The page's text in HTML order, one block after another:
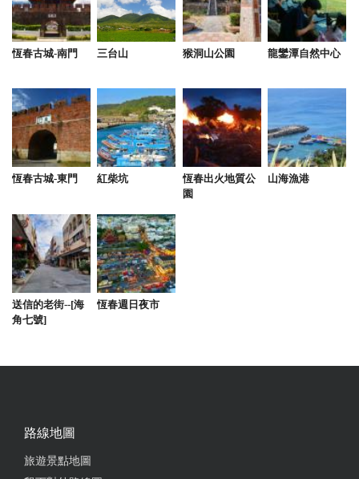
恆春古城-南門 三台山 猴洞山公園 龍鑾潭自然中心
恆春古城-東門 紅柴坑
恆春出火地質公
園
山海漁港
送信的老街--[海
角七號]
恆春週日夜市
路線地圖
旅遊景點地圖